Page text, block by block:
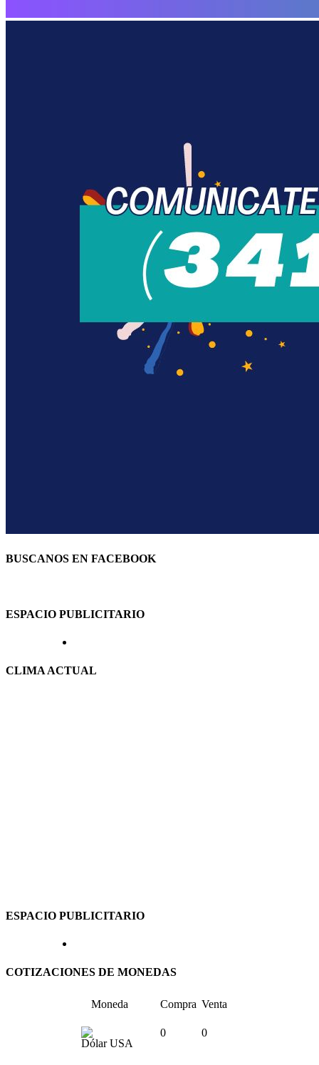
BUSCANOS EN FACEBOOK
ESPACIO PUBLICITARIO
CLIMA ACTUAL
ESPACIO PUBLICITARIO
COTIZACIONES DE MONEDAS
Moneda Compra Venta
Dólar USA
0 0